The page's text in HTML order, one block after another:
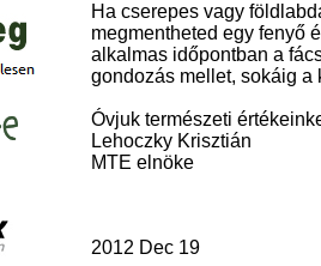
Ha cserepes vagy
megmentheted egy fenyő
alkalmas időpontban a
gondozás mellet, sokáig a
Óvjuk természeti
Lehoczky Krisztián
MTE elnöke
2012 Dec 19